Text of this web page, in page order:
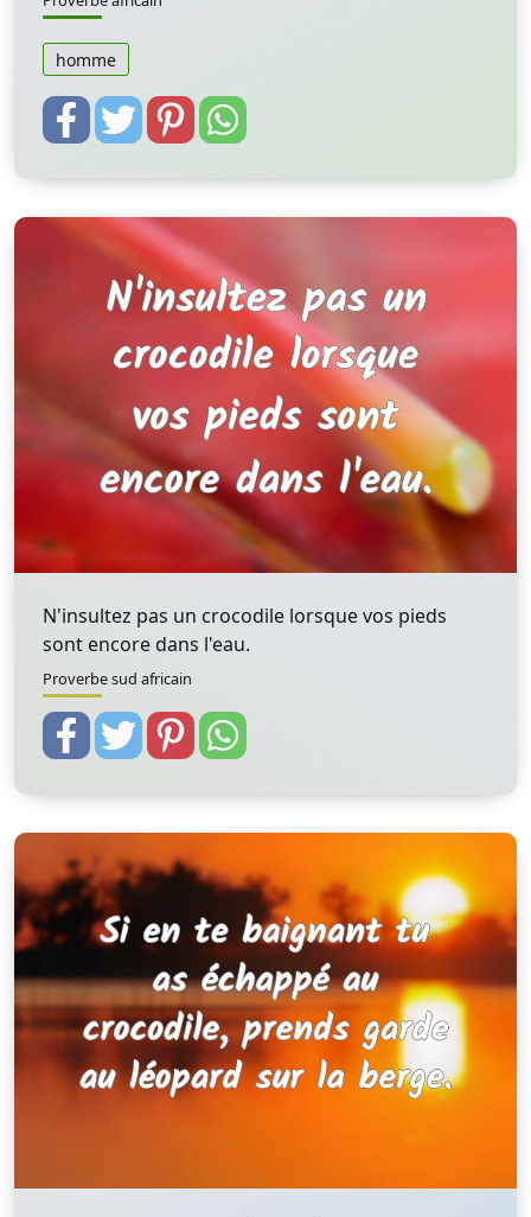
homme
N'insultez pas un crocodile lorsque vos pieds
sont encore dans l'eau.
Proverbe sud africain